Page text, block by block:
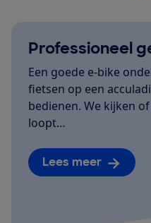
Professioneel
Een goede e-bike
fietsen op een
bedienen. We kijken
loopt…
Lees meer